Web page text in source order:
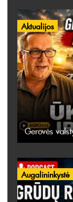
Aktualijos
Gerovės
Augalininkystė